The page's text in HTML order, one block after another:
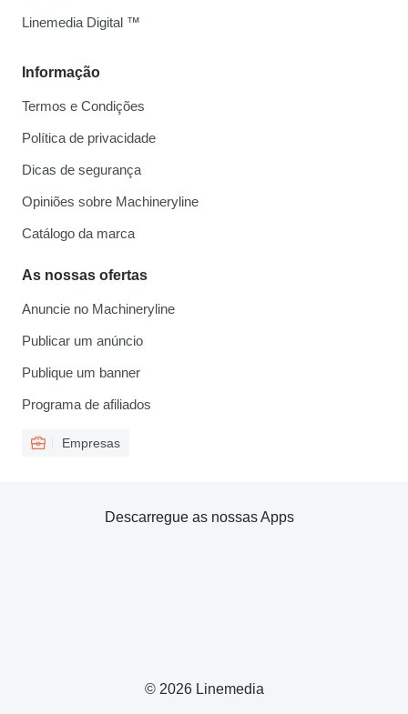
Informação
Termos e Condições
Política de privacidade
Dicas de segurança
Opiniões sobre Machineryline
Catálogo da marca
As nossas ofertas
Anuncie no Machineryline
Publicar um anúncio
Publique um banner
Programa de afiliados
Empresas
Linemedia Digital ™
© 2026 Linemedia
Descarregue as nossas Apps